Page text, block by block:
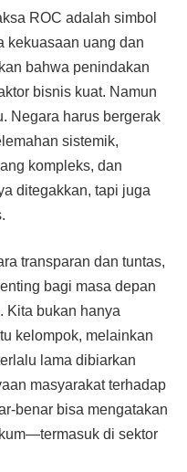
ROC adalah simbol
kekuasaan uang dan
bahwa penindakan
bisnis kuat. Namun
Negara harus bergerak
sistemik,
kompleks, dan
ditegakkan, tapi juga
transparan dan tuntas,
bagi masa depan
Kita bukan hanya
kelompok, melainkan
lama dibiarkan
masyarakat terhadap
benar bisa mengatakan
di sektor